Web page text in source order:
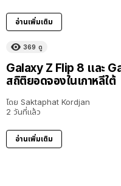
อ่านเพิ่มเติม
369 ดู
Galaxy Z Flip 8 และ
สถิติยอดจองในเกาหลีใต้
โดย Saktaphat Kordjan
2 วันที่แล้ว
อ่านเพิ่มเติม